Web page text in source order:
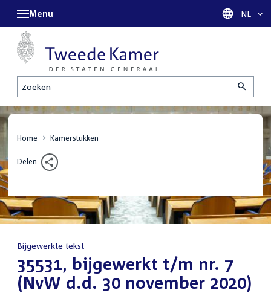
Zoeken
Menu Taal
NL
Home Kamerstukken
Delen
Bijgewerkte tekst
:35531, bijgewerkt t/m nr. 7
(NvW d.d. 30 november 2020)